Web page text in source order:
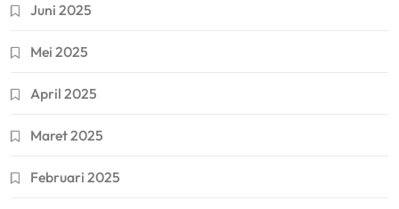
Juni 2025
Mei 2025
April 2025
Maret 2025
Februari 2025